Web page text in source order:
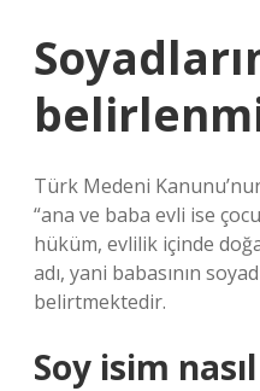
Türk Medeni
“ana ve baba evli ise
hüküm, evlilik içinde
adı, yani babasının
belirtmektedir.
Soy isim